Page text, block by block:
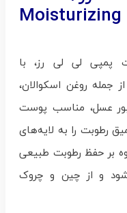
لی لی رز، با
جمله روغن اسکوالان،
عسل، مناسب پوست
را به لایه‌های
بر حفظ رطوبت طبیعی
و از چین و چروک